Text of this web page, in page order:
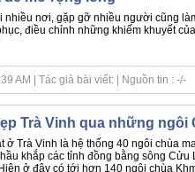
nhiều nơi, gặp gỡ nhiều người cũng
điều chỉnh những khiếm khuyết
AM | Tác giả bài viết: | Nguồn tin : -/-
Trà Vinh qua những ngôi
ở Trà Vinh là hệ thống 40 ngôi chùa
khắp các tỉnh đồng bằng sông
ở đây có tới hơn 140 ngôi chùa